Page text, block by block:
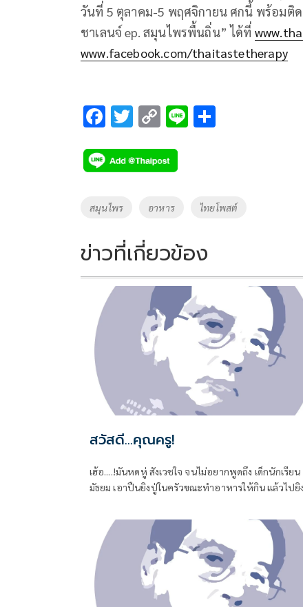
วันที่ 5 ตุลาคม-5 พฤศจิกายน ศกนี้ พร้อมติ
ชาเลนจ์ ep. สมุนไพรพื้นถิ่น” ได้ที่
www.facebook.com/thaitastetherapy
F
e
b
o
k
T
tt
er
C
p
y
Li
k
Li
Tags
สมุนไพร อาหาร ไทยโพสต์
ข่าวที่เกี่ยวข้อง
สวัสดี...คุณครู!
เฮ้อ....!มันหดหู่ สังเวชใจ จนไม่อยากพูดถึง เด็กนักเรียน
มัธยม เอาปืนยิงปู่ในครัวขณะทำอาหารให้กิน แล้วไปยิ